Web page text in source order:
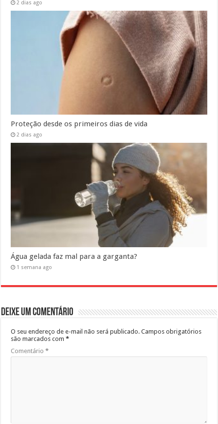
2 dias ago
Proteção desde os primeiros dias de vida
2 dias ago
Água gelada faz mal para a garganta?
1 semana ago
Deixe um comentário
O seu endereço de e-mail não será publicado. Campos obrigatórios
são marcados com*
Comentário*